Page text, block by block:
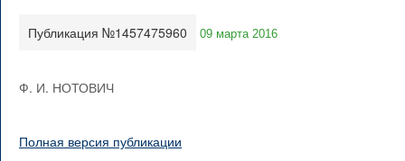
Публикация №1457475960 09 марта 2016
Ф. И. НОТОВИЧ
Полная версия публикации